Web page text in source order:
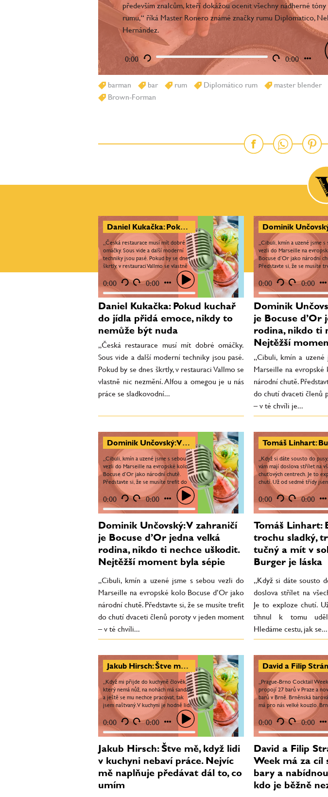
především znalcům, kteří dokážou ocenit všechny nádherné
rumu,“ říká Master Ronero známé značky rumu Diplomatico,
Hernández.
0:00 0:00
barman bar rum Diplomático rum master blender
Brown-Forman
Daniel Kukačka: Pokud kuchař do jídla přidá emoce, nikdy to nemůže být nuda
„Česká restaurace musí mít dobré
omáčky. Sous vide a další moderní
techniky jsou pasé. Pokud by se dnes
škrtly, v restauraci Vallmo se vlastně
nic nezmění. Alfou a omegou je u nás
práce se sladkovodní...
0:00 0:00
Daniel Kukačka: Pokud kuchař
do jídla přidá emoce, nikdy to
nemůže být nuda
„Česká restaurace musí mít dobré omáčky.
Sous vide a další moderní techniky jsou pasé.
Pokud by se dnes škrtly, v restauraci Vallmo se
vlastně nic nezmění. Alfou a omegou je u nás
práce se sladkovodní...
„Cibuli, kmín a uzené jsme s
vezli do Marseille na
Bocuse d’Or jako národní
Představte si, že se musíte
chutí dvaceti členů poroty v
moment – v té chvíli je...
0:00 0:00
Dominik
je Bocuse d’Or
rodina, nikdo ti
Nejtěžší
„Cibuli, kmín a
Marseille na evropské
národní chutě.
do chutí dvaceti členů
– v té chvíli je...
Dominik Unčovský: V zahraničí je Bocuse d’Or jedna velká rodina, nikdo ti nechce uškodit. Nejtěžší moment byla sépie
„Cibuli, kmín a uzené jsme s sebou
vezli do Marseille na evropské kolo
Bocuse d’Or jako národní chutě.
Představte si, že se musíte trefit do
chutí dvaceti členů poroty v jeden
moment – v té chvíli...
0:00 0:00
Dominik Unčovský: V zahraničí
je Bocuse d’Or jedna velká
rodina, nikdo ti nechce uškodit.
Nejtěžší moment byla sépie
„Cibuli, kmín a uzené jsme s sebou vezli do
Marseille na evropské kolo Bocuse d’Or jako
národní chutě. Představte si, že se musíte trefit
do chutí dvaceti členů poroty v jeden moment
– v té chvíli...
„Když si dáte sousto do
vám mají doslova střílet na
chuťových centrech. Je to
chutí. Už od sedmé třídy
tomu udělat perfektní burger.
Hledáme cestu, jak se...
0:00 0:00
Tomáš Linhart:
trochu sladký,
tučný a mít v
Burger je láska
„Když si dáte sousto
doslova střílet na
Je to exploze chutí.
tíhnul k tomu
Hledáme cestu, jak se...
Jakub Hirsch: Štve mě, když lidi v kuchyni nebaví práce. Nejvíc mě naplňuje předávat dál to, co umím
„Když mi přijde do kuchyně člověk,
který nemá nůž, na nohách má sandály
a ještě se mu nechce pracovat, tak
jsem naštvaný. V kuchyni je hodně lidí,
které ta práce nebaví. Sehnat
šikovného a...
0:00 0:00
Jakub Hirsch: Štve mě, když lidi
v kuchyni nebaví práce. Nejvíc
mě naplňuje předávat dál to, co
umím
„Prague-Brno Cocktail
propojí 27 barů v Praze a
barů v Brně. Brněnská
má pro nás velké kouzlo.
čas udávalo gastronomické
republice. I...
0:00 0:00
David a Filip
Week má za cíl
bary a
kdo je běžně